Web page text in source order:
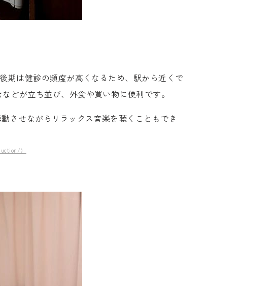
期は健診の頻度が高くなるため、駅から近くで
どが立ち並び、外食や買い物に便利です。
させながらリラックス音楽を聴くこともでき
）